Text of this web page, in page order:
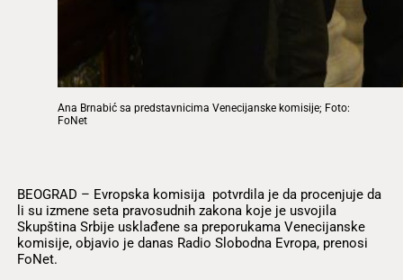
Ana Brnabić sa predstavnicima Venecijanske komisije; Foto:
FoNet
BEOGRAD – Evropska komisija potvrdila je da procenjuje da
li su izmene seta pravosudnih zakona koje je usvojila
Skupština Srbije usklađene sa preporukama Venecijanske
komisije, objavio je danas Radio Slobodna Evropa, prenosi
FoNet.